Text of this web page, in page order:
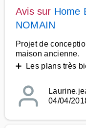
Avis sur Home
NOMAIN
Projet de
maison ancienne.
➕ Les plans très
04/04/